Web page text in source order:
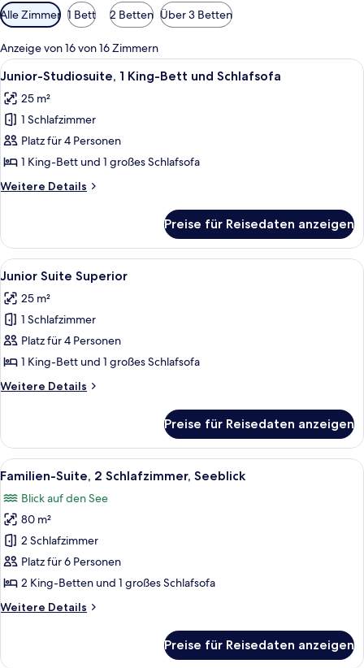
Verfügbare
Filter
für
Zimmer
Alle Zimmer 1 Bett 2 Betten Über 3 Betten
Anzeige von 16 von 16 Zimmern
Alle
Fotos
für
Junior-
Studiosuite,
1 King-
Bett
und
anzeigen
Ein Balkon mit Tisch und Stuhl mit
7
Junior-Studiosuite, 1 King-Bett und Schlafsofa
25 m²
1 Schlafzimmer
Platz für 4 Personen
1 King-Bett und 1 großes Schlafsofa
Weitere Details
Weitere
Studiosuite,
1 King-
Bett
Schlafsofa
Preise für Reisedaten anzeigen
Alle
Fotos
für
Junior
Suite
Superior
anzeigen
Ein Balkon mit Glasgeländer,
16
Junior Suite Superior
25 m²
1 Schlafzimmer
Platz für 4 Personen
1 King-Bett und 1 großes Schlafsofa
Weitere Details
Weitere
Suite
Superior
Preise für Reisedaten anzeigen
Alle
Fotos
für
Familien-
Suite,
2 Schlafzimmer,
Seeblick
Ein Balkon mit Glasgeländer,
23
Familien-Suite, 2 Schlafzimmer, Seeblick
Blick auf den See
80 m²
2 Schlafzimmer
Platz für 6 Personen
2 King-Betten und 1 großes Schlafsofa
Weitere Details
Weitere
Suite,
Preise für Reisedaten anzeigen